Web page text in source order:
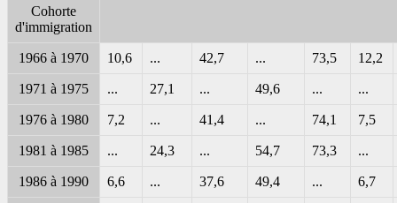
Cohorte
d'immigration
1966 à 1970 10,6 ... 42,7 ... 73,5 12,2
1971 à 1975 ... 27,1 ... 49,6 ... ...
1976 à 1980 7,2 ... 41,4 ... 74,1 7,5
1981 à 1985 ... 24,3 ... 54,7 73,3 ...
1986 à 1990 6,6 ... 37,6 49,4 ... 6,7